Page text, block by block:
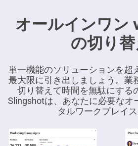
オールインワン
の切り替
単一機能のソリューションを超
最大限に引き出しましょう。業
切り替えて時間を無駄にする
Slingshotは、あなたに必要なオ
タルワークプレイス